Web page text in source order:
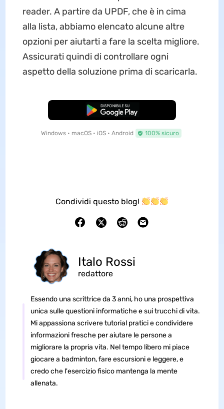
reader. A partire da UPDF, che è in cima
alla lista, abbiamo elencato alcune altre
opzioni per aiutarti a fare la scelta migliore.
Assicurati quindi di controllare ogni
aspetto della soluzione prima di scaricarla.
Download Gratis
Windows • macOS • iOS • Android 100% sicuro
Condividi questo blog!
Italo Rossi
redattore
Essendo una scrittrice da 3 anni, ho una prospettiva
unica sulle questioni informatiche e sui trucchi di vita.
Mi appassiona scrivere tutorial pratici e condividere
informazioni fresche per aiutare le persone a
migliorare la propria vita. Nel tempo libero mi piace
giocare a badminton, fare escursioni e leggere, e
credo che l'esercizio fisico mantenga la mente
allenata.